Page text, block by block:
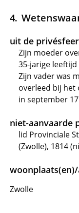
uit de privésfeer
Zijn moeder
35-jarige leeftijd
Zijn vader was
overleed bij
in september
niet-aanvaarde
lid Provinciale
(Zwolle), 1814
Zwolle